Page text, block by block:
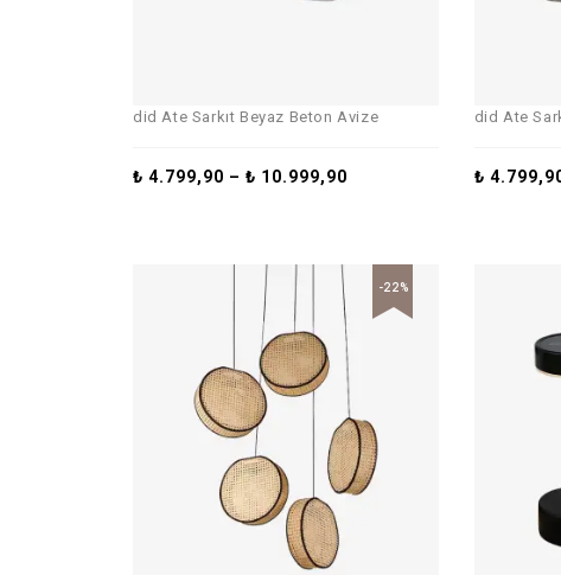
did Ate Sarkıt Beyaz Beton Avize
₺ 4.799,90 – ₺ 10.999,90
did Ate
₺
-22%